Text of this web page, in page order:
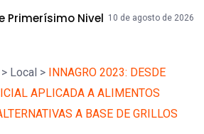
agosto de 2026 Becaria
> Local > INNAGRO 2023: DESDE
APLICADA A ALIMENTOS
A BASE DE GRILLOS